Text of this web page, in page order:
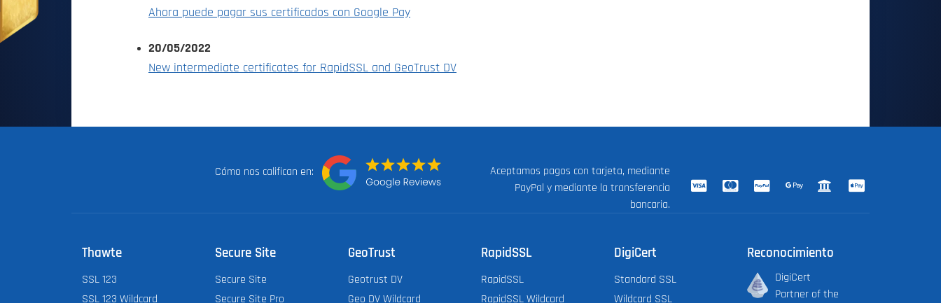
Ahora puede pagar sus certificados con Google Pay
20/05/2022
New intermediate certificates for RapidSSL and GeoTrust DV
Cómo nos califican en:
Aceptamos pagos con tarjeta, mediante
PayPal y mediante la transferencia
bancaria.
Thawte
SSL 123
SSL 123 Wildcard
Secure Site
Secure Site
Secure Site Pro
GeoTrust
Geotrust DV
Geo DV Wildcard
RapidSSL
RapidSSL
RapidSSL Wildcard
DigiCert
Standard SSL
Wildcard SSL
Reconocimiento
DigiCert
Partner of the